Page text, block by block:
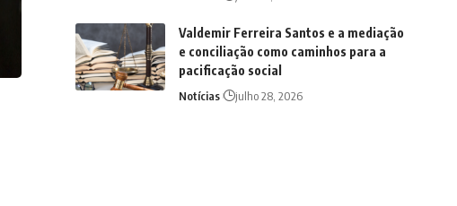
Valdemir Ferreira Santos e a mediação
e conciliação como caminhos para a
pacificação social
Notícias julho 28, 2026